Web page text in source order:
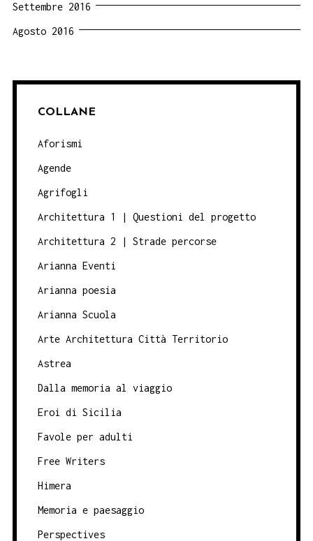
Settembre 2016
Agosto 2016
COLLANE
Aforismi
Agende
Agrifogli
Architettura 1 | Questioni del progetto
Architettura 2 | Strade percorse
Arianna Eventi
Arianna poesia
Arianna Scuola
Arte Architettura Città Territorio
Astrea
Dalla memoria al viaggio
Eroi di Sicilia
Favole per adulti
Free Writers
Himera
Memoria e paesaggio
Perspectives